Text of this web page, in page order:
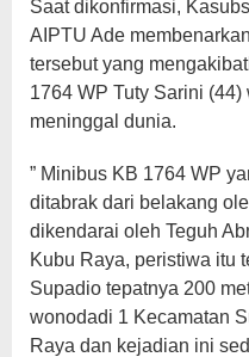
Saat dikonfirmasi,
AIPTU Ade
tersebut yang
1764 WP Tuty Sarini
meninggal dunia.
” Minibus KB 1764 WP
ditabrak dari belakang
dikendarai oleh Teguh
Kubu Raya, peristiwa itu
Supadio tepatnya 200
wonodadi 1 Kecamatan
Raya dan kejadian ini